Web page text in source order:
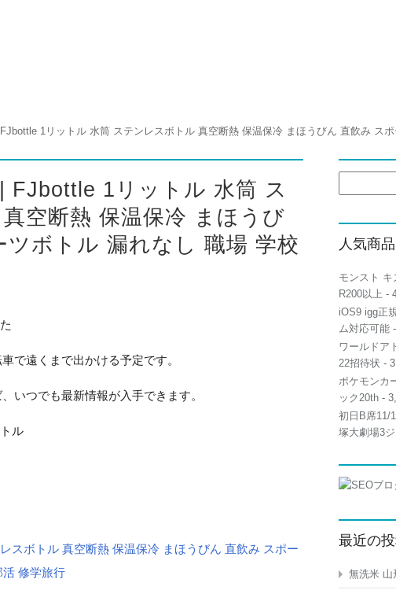
FJbottle 1リットル 水筒 ス
空断熱 保温保冷 まほうび
ツボトル 漏れなし 職場 学校
で遠くまで出かける予定です。
いつでも最新情報が入手できます。
ル
スボトル 真空断熱 保温保冷 まほうびん 直飲み スポー
修学旅行
索:
人気商
モンスト
R200以上 -
iOS9 igg正
ム対応可能
ワールドア
22招待状 -
ポケモンカ
ック20th -
初日B席11/
塚大劇場3ジ
最近の
無洗米 山